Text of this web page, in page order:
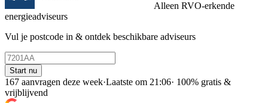
Alleen RVO-erkende
energieadviseurs
Vul je postcode in & ontdek beschikbare adviseurs
Start nu
167 aanvragen deze week·Laatste om 21:06· 100% gratis &
vrijblijvend